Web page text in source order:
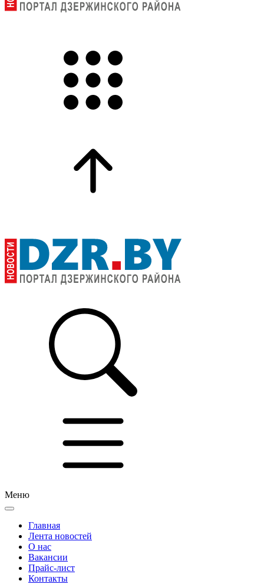
Меню
Главная
Лента новостей
О нас
Вакансии
Прайс-лист
Контакты